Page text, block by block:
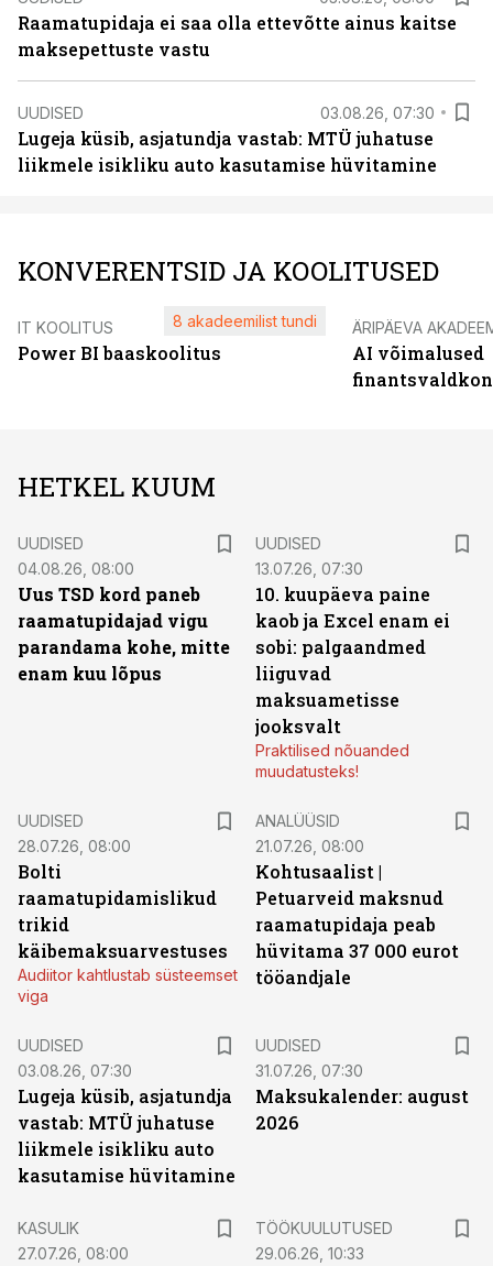
Raamatupidaja ei saa olla ettevõtte ainus kaitse
maksepettuste vastu
UUDISED 03.08.26, 07:30
Lugeja küsib, asjatundja vastab: MTÜ juhatuse
liikmele isikliku auto kasutamise hüvitamine
KONVERENTSID JA KOOLITUSED
IT KOOLITUS
Power BI baaskoolitus
8 akadeemilist tundi ÄRIPÄEVA
AI võimalused
HETKEL KUUM
UUDISED
04.08.26, 08:00
Uus TSD kord paneb
raamatupidajad vigu
parandama kohe, mitte
enam kuu lõpus
UUDISED
13.07.26, 07:30
10. kuupäeva paine
kaob ja Excel enam ei
sobi: palgaandmed
liiguvad
maksuametisse
jooksvalt
Praktilised nõuanded
muudatusteks!
UUDISED
28.07.26, 08:00
Bolti
raamatupidamislikud
trikid
käibemaksuarvestuses
Audiitor kahtlustab süsteemset
viga
ANALÜÜSID
21.07.26, 08:00
Kohtusaalist |
Petuarveid maksnud
raamatupidaja peab
hüvitama 37 000 eurot
tööandjale
UUDISED
03.08.26, 07:30
Lugeja küsib, asjatundja
vastab: MTÜ juhatuse
liikmele isikliku auto
kasutamise hüvitamine
UUDISED
31.07.26, 07:30
Maksukalender: august
2026
KASULIK
27.07.26, 08:00
TÖÖKUULUTUSED
29.06.26, 10:33